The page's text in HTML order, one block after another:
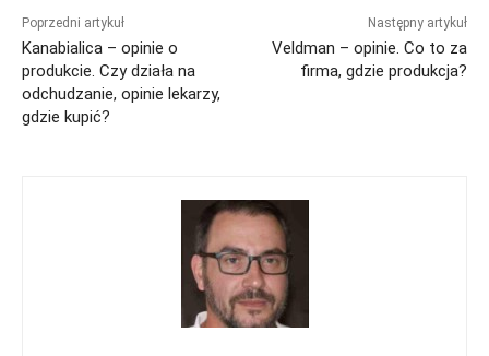
Poprzedni artykuł
Kanabialica – opinie o
produkcie. Czy działa na
odchudzanie, opinie lekarzy,
gdzie kupić?
Następny artykuł
Veldman – opinie. Co to za
firma, gdzie produkcja?